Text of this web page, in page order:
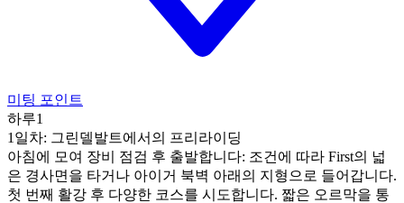
미팅 포인트
하루1
1일차: 그린델발트에서의 프리라이딩
아침에 모여 장비 점검 후 출발합니다: 조건에 따라 First의 넓
은 경사면을 타거나 아이거 북벽 아래의 지형으로 들어갑니다.
첫 번째 활강 후 다양한 코스를 시도합니다. 짧은 오르막을 통